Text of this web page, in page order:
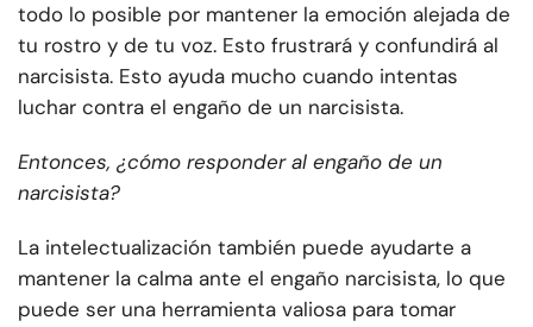
todo lo posible por mantener la emoción alejada de
tu rostro y de tu voz. Esto frustrará y confundirá al
narcisista. Esto ayuda mucho cuando intentas
luchar contra el engaño de un narcisista.
Entonces, ¿cómo responder al engaño de un
narcisista?
La intelectualización también puede ayudarte a
mantener la calma ante el engaño narcisista, lo que
puede ser una herramienta valiosa para tomar